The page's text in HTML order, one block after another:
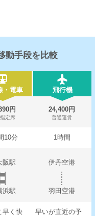
動手段を比較
・電車 飛行機
円
定席
24,400円
普通運賃
10分 1時間
阪駅 伊丹空港
浜駅 羽田空港
早く快
早いが直近の予